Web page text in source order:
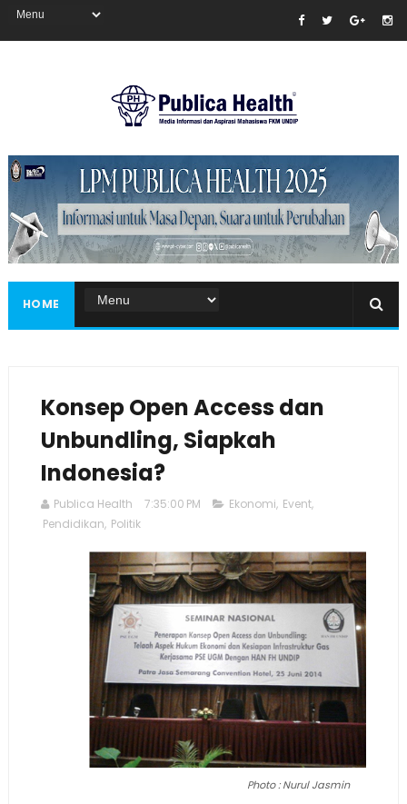
Masukkan iklan disini!
HOME
Konsep Open Access dan
Unbundling, Siapkah
Indonesia?
Publica Health 7:35:00 PM Ekonomi, Event,
Pendidikan, Politik
Photo : Nurul Jasmin